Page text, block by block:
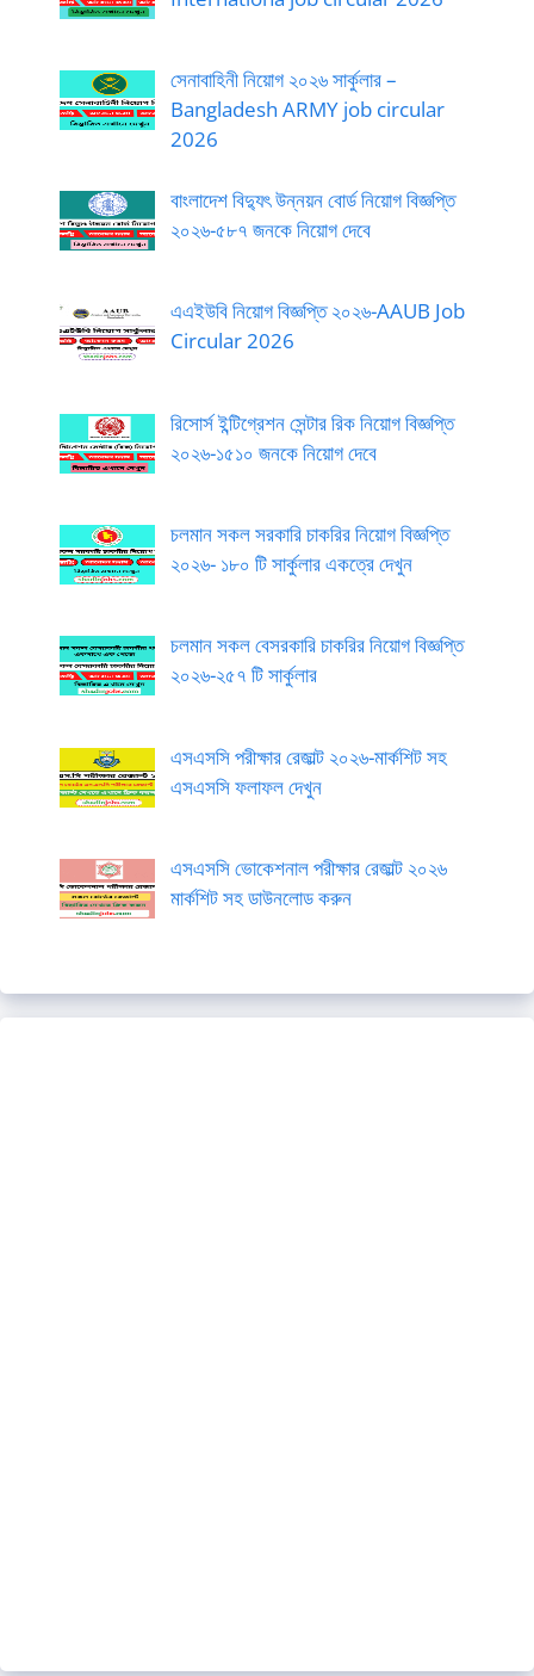
সেনাবাহিনী নিয়োগ ২০২৬ সার্কুলার –
Bangladesh ARMY job circular
2026
বাংলাদেশ বিদ্যুৎ উন্নয়ন বোর্ড নিয়োগ বিজ্ঞপ্তি
২০২৬-৫৮৭ জনকে নিয়োগ দেবে
এএইউবি নিয়োগ বিজ্ঞপ্তি ২০২৬-AAUB Job
Circular 2026
রিসোর্স ইন্টিগ্রেশন সেন্টার রিক নিয়োগ বিজ্ঞপ্তি
২০২৬-১৫১০ জনকে নিয়োগ দেবে
চলমান সকল সরকারি চাকরির নিয়োগ বিজ্ঞপ্তি
২০২৬- ১৮০ টি সার্কুলার একত্রে দেখুন
চলমান সকল বেসরকারি চাকরির নিয়োগ বিজ্ঞপ্তি
২০২৬-২৫৭ টি সার্কুলার
এসএসসি পরীক্ষার রেজাল্ট ২০২৬-মার্কশিট সহ
এসএসসি ফলাফল দেখুন
এসএসসি ভোকেশনাল পরীক্ষার রেজাল্ট ২০২৬
মার্কশিট সহ ডাউনলোড করুন